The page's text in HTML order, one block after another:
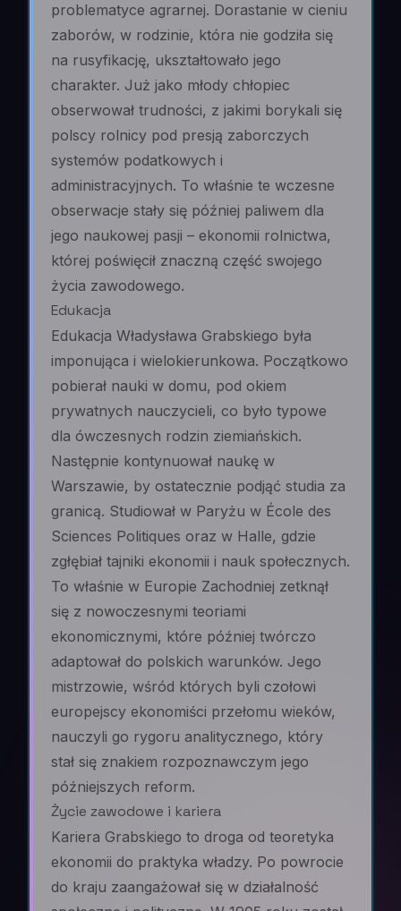
problematyce agrarnej. Dorastanie w cieniu
zaborów, w rodzinie, która nie godziła się
na rusyfikację, ukształtowało jego
charakter. Już jako młody chłopiec
obserwował trudności, z jakimi borykali się
polscy rolnicy pod presją zaborczych
systemów podatkowych i
administracyjnych. To właśnie te wczesne
obserwacje stały się później paliwem dla
jego naukowej pasji – ekonomii rolnictwa,
której poświęcił znaczną część swojego
życia zawodowego.
Edukacja
Edukacja Władysława Grabskiego była
imponująca i wielokierunkowa. Początkowo
pobierał nauki w domu, pod okiem
prywatnych nauczycieli, co było typowe
dla ówczesnych rodzin ziemiańskich.
Następnie kontynuował naukę w
Warszawie, by ostatecznie podjąć studia za
granicą. Studiował w Paryżu w École des
Sciences Politiques oraz w Halle, gdzie
zgłębiał tajniki ekonomii i nauk społecznych.
To właśnie w Europie Zachodniej zetknął
się z nowoczesnymi teoriami
ekonomicznymi, które później twórczo
adaptował do polskich warunków. Jego
mistrzowie, wśród których byli czołowi
europejscy ekonomiści przełomu wieków,
nauczyli go rygoru analitycznego, który
stał się znakiem rozpoznawczym jego
późniejszych reform.
Życie zawodowe i kariera
Kariera Grabskiego to droga od teoretyka
ekonomii do praktyka władzy. Po powrocie
do kraju zaangażował się w działalność